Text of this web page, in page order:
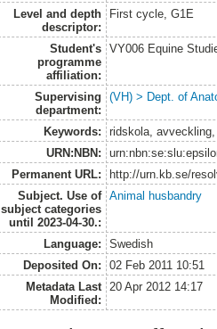
Level and depth
descriptor:
First cycle, G1E
Student's
programme
affiliation:
VY006 Equine
Supervising
department:
(VH) > Dept. of
Keywords:
ridskola,
URN:NBN:
Permanent URL:
http://urn.kb.se/
Subject. Use of
subject categories
until 2023-04-30.:
Animal husbandry
Language:
Swedish
Deposited On:
02 Feb 2011 10:51
Metadata Last
Modified:
20 Apr 2012 14:17